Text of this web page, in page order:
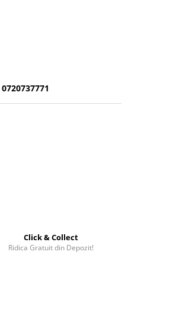
0720737771
Click & Collect
Ridica Gratuit din Depozit!